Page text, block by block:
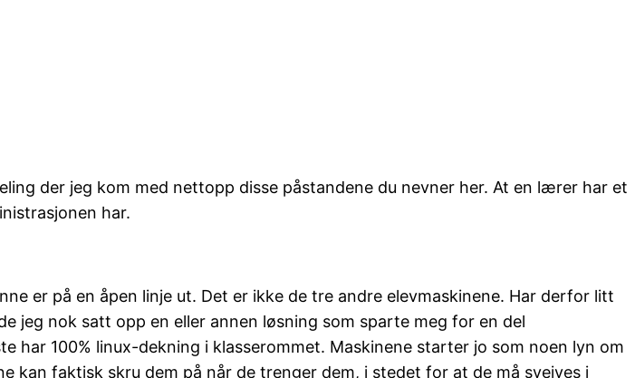
der jeg kom med nettopp disse påstandene du nevner her. At en lærer har et
har.
er på en åpen linje ut. Det er ikke de tre andre elevmaskinene. Har derfor litt
jeg nok satt opp en eller annen løsning som sparte meg for en del
har 100% linux-dekning i klasserommet. Maskinene starter jo som noen lyn om
kan faktisk skru dem på når de trenger dem, i stedet for at de må sveives i